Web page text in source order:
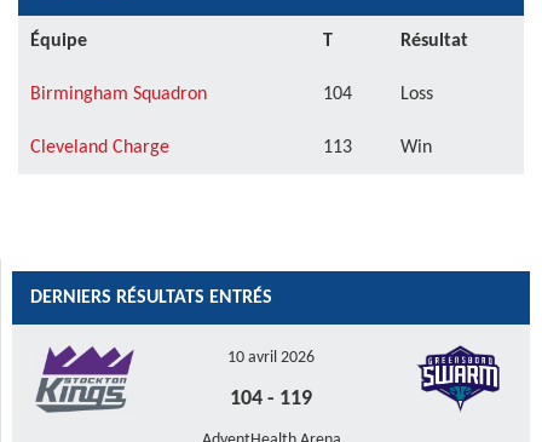
Équipe T Résultat
Birmingham Squadron 104 Loss
Cleveland Charge 113 Win
DERNIERS RÉSULTATS ENTRÉS
10 avril 2026
104 - 119